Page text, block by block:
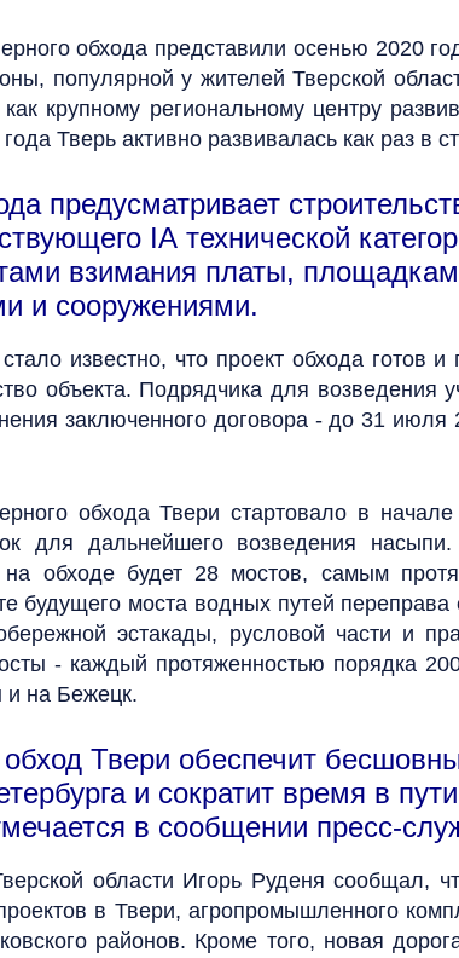
обхода представили осенью 2020
популярной у жителей Тверской
крупному региональному центру
Тверь активно развивалась как раз в
предусматривает
IА технической
взимания платы,
и сооружениями.
известно, что проект обхода
объекта. Подрядчика для
заключенного договора - до 31
обхода Твери стартовало в
для дальнейшего возведения
на обходе будет 28 мостов, самым
будущего моста водных путей переправа
эстакады, русловой части и
- каждый протяженностью порядка
и на Бежецк.
Твери обеспечит
и сократит время в
в сообщении пресс-
области Игорь Руденя сообщал,
в Твери, агропромышленного
районов. Кроме того, новая